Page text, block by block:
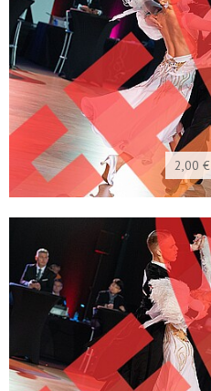
2,00 €